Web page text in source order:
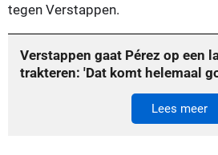
tegen Verstappen.
Verstappen gaat Pérez op een
trakteren: 'Dat komt helemaal
Lees meer